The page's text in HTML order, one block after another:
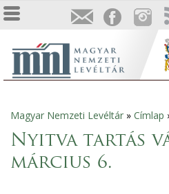
Jelenlegi
hely
Magyar Nemzeti Levéltár » Címlap
Nyitva tartás
március 6.